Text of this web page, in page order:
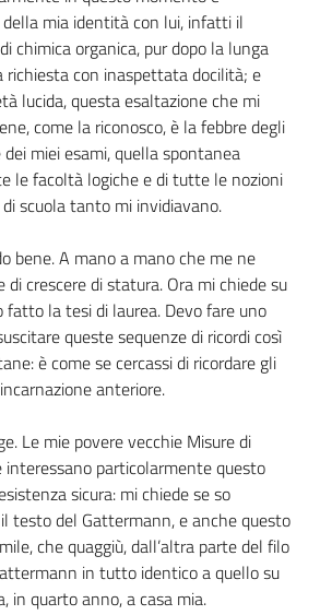
mia identità con lui, infatti il
chimica organica, pur dopo la lunga
richiesta con inaspettata docilità; e
lucida, questa esaltazione che mi
come la riconosco, è la febbre degli
miei esami, quella spontanea
le facoltà logiche e di tutte le nozioni
scuola tanto mi invidiavano.
bene. A mano a mano che me ne
di crescere di statura. Ora mi chiede su
la tesi di laurea. Devo fare uno
queste sequenze di ricordi così
è come se cercassi di ricordare gli
anteriore.
Le mie povere vecchie Misure di
particolarmente questo
sicura: mi chiede se so
testo del Gattermann, e anche questo
che quaggiù, dall’altra parte del filo
in tutto identico a quello su
in quarto anno, a casa mia.